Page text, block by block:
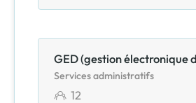
GED (gestion électronique
Services administratifs
12